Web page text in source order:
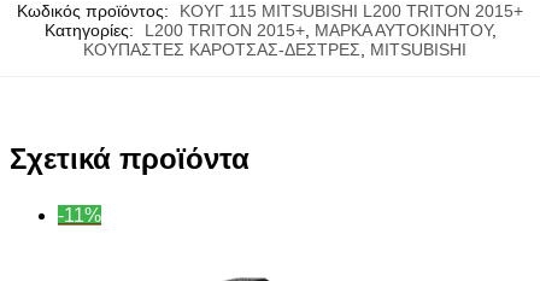
Κωδικός προϊόντος:
ΚΟΥΓ 115 MITSUBISHI L200 TRITON 2015+
Κατηγορίες:
L200 TRITON 2015+, ΜΑΡΚΑ ΑΥΤΟΚΙΝΗΤΟΥ,
ΚΟΥΠΑΣΤΕΣ ΚΑΡΟΤΣΑΣ-ΔΕΣΤΡΕΣ
MITSUBISHI
Σχετικά προϊόντα
-11%